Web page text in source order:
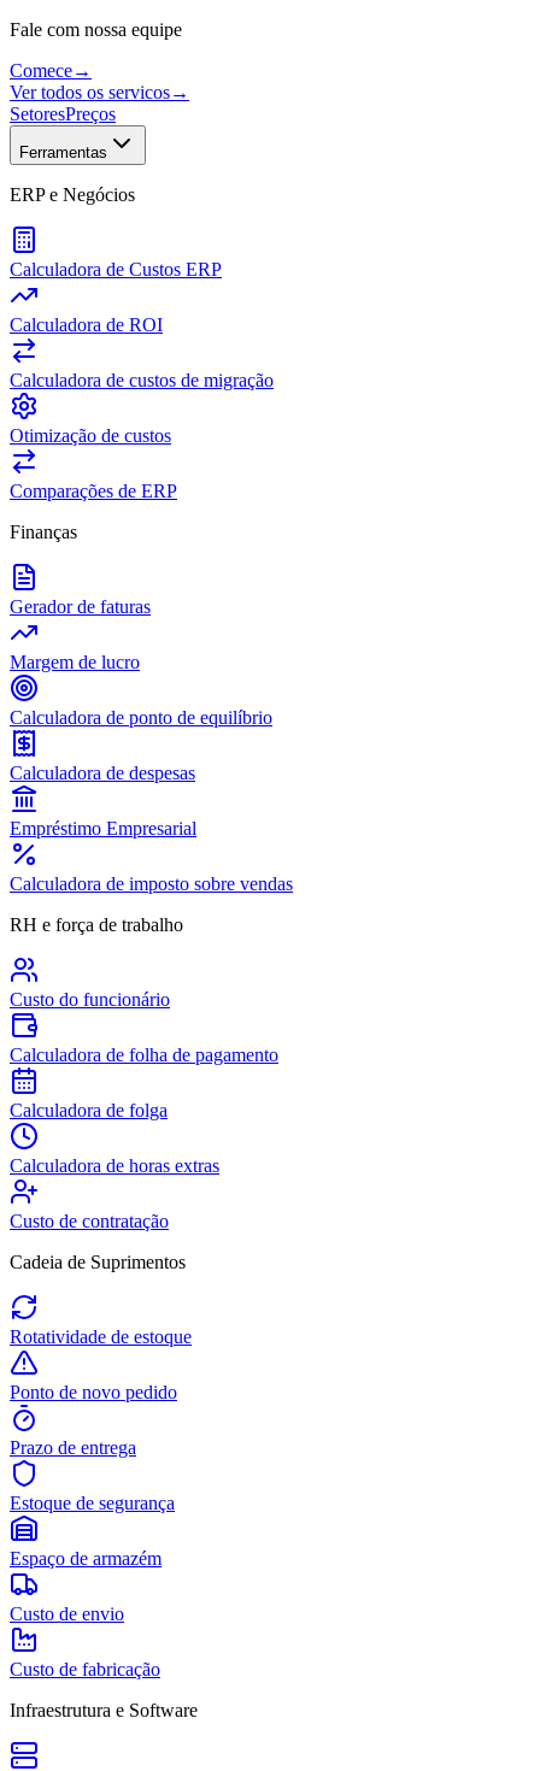
Fale com nossa equipe
Comece→
Ver todos os servicos→
SetoresPreços
Ferramentas
ERP e Negócios
Calculadora de Custos ERP
Calculadora de ROI
Calculadora de custos de migração
Otimização de custos
Comparações de ERP
Finanças
Gerador de faturas
Margem de lucro
Calculadora de ponto de equilíbrio
Calculadora de despesas
Empréstimo Empresarial
Calculadora de imposto sobre vendas
RH e força de trabalho
Custo do funcionário
Calculadora de folha de pagamento
Calculadora de folga
Calculadora de horas extras
Custo de contratação
Cadeia de Suprimentos
Rotatividade de estoque
Ponto de novo pedido
Prazo de entrega
Estoque de segurança
Espaço de armazém
Custo de envio
Custo de fabricação
Infraestrutura e Software